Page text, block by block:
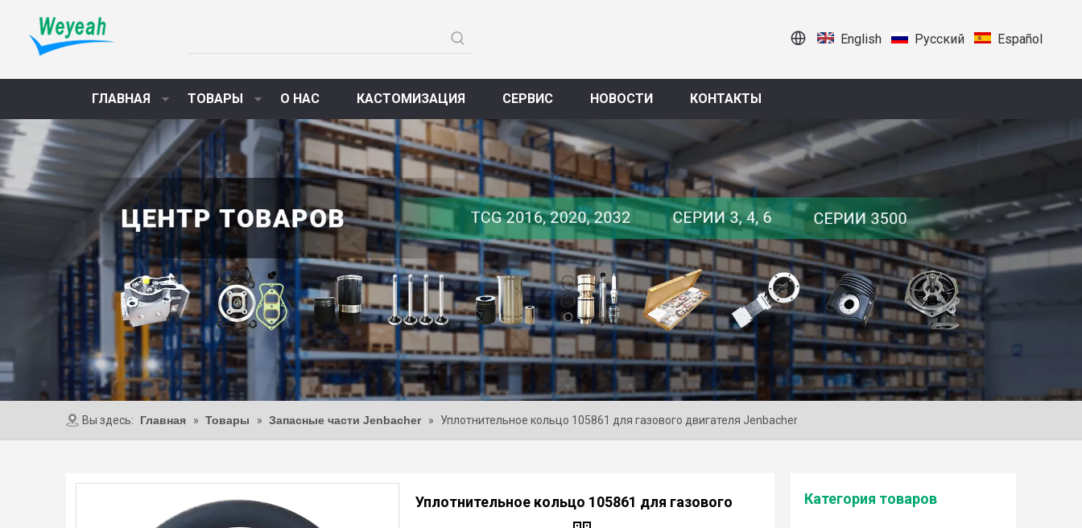
English Pусский Español
ГЛАВНАЯ ТОВАРЫ О НАС КАСТОМИЗАЦИЯ СЕРВИС НОВОСТИ КОНТАКТЫ
Вы здесь: Главная » Товары » Запасные части Jenbacher » Уплотнительное кольцо 105861 для газового двигателя Jenbacher
Уплотнительное кольцо 105861 для газового
Категория товаров